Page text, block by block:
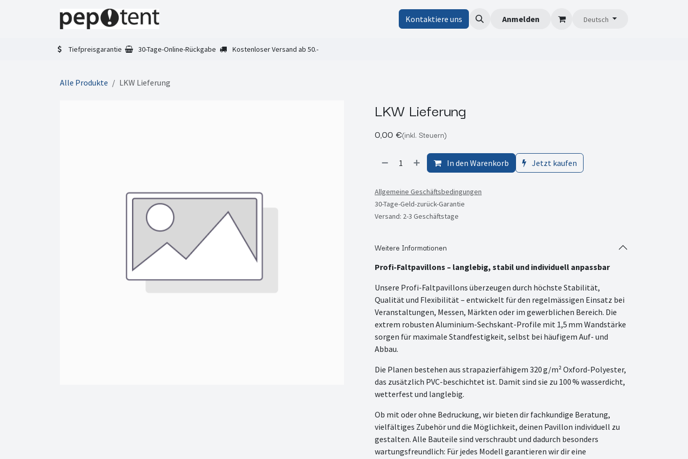
UnternehmenKontaktiere uns Anmelden Deutsch
Tiefpreisgarantie 30-Tage-Online-Rückgabe Kostenloser Versand ab 50.-
Alle Produkte LKW Lieferung
LKW Lieferung
0,00 €(inkl. Steuern)
In den Warenkorb Jetzt kaufen
Allgemeine Geschäftsbedingungen
30-Tage-Geld-zurück-Garantie
Versand: 2-3 Geschäftstage
Weitere Informationen
Profi-Faltpavillons – langlebig, stabil und individuell anpassbar
Unsere Profi-Faltpavillons überzeugen durch höchste Stabilität,
Qualität und Flexibilität – entwickelt für den regelmässigen Einsatz bei
Veranstaltungen, Messen, Märkten oder im gewerblichen Bereich. Die
extrem robusten Aluminium-Sechskant-Profile mit 1,5 mm Wandstärke
sorgen für maximale Standfestigkeit, selbst bei häufigem Auf- und
Abbau.
Die Planen bestehen aus strapazierfähigem 320 g/m² Oxford-Polyester,
das zusätzlich PVC-beschichtet ist. Damit sind sie zu 100 % wasserdicht,
wetterfest und langlebig.
Ob mit oder ohne Bedruckung, wir bieten dir fachkundige Beratung,
vielfältiges Zubehör und die Möglichkeit, deinen Pavillon individuell zu
gestalten. Alle Bauteile sind verschraubt und dadurch besonders
wartungsfreundlich: Für jedes Modell garantieren wir dir eine